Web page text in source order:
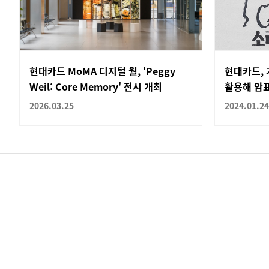
현대카드 MoMA 디지털 월, 'Peggy
Weil: Core Memory' 전시 개최
2026.03.25
현대카드,
활용해 암
2024.01.24